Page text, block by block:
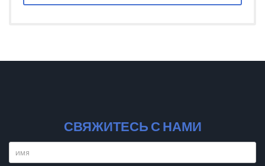
СВЯЖИТЕСЬ С НАМИ